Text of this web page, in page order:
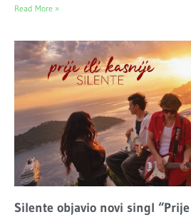
Read More »
Silente objavio novi singl